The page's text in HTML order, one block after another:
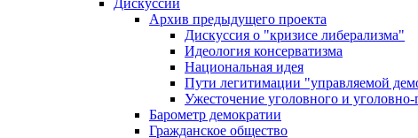
Дискуссии
Архив предыдущего проекта
Дискуссия о "кризисе либерализма"
Идеология консерватизма
Национальная идея
Пути легитимации "управляемой
Ужесточение уголовного и уголовно-
Барометр демократии
Гражданское общество